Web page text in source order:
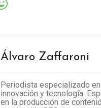
Álvaro Zaffaroni
Periodista especializado en
innovación y tecnología.
en la producción de